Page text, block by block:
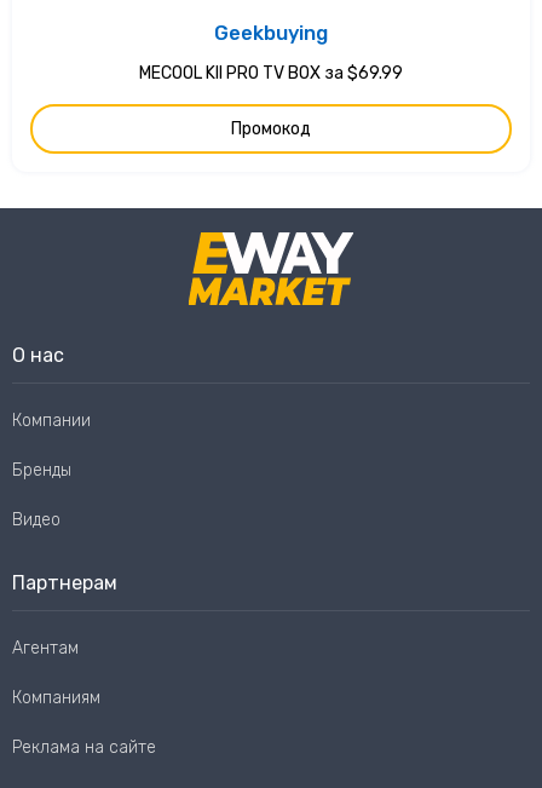
Geekbuying
MECOOL KII PRO TV BOX за $69.99
Промокод
О нас
Компании
Бренды
Видео
Партнерам
Агентам
Компаниям
Реклама на сайте